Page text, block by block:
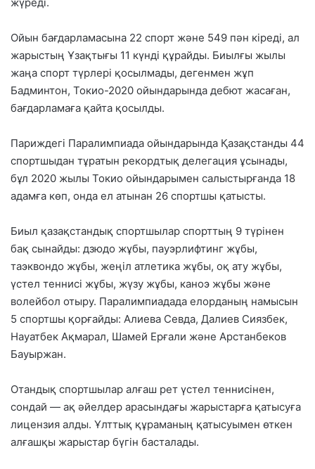
Ойын бағдарламасына 22 спорт және 549 пән кіреді, ал
жарыстың Ұзақтығы 11 күнді құрайды. Биылғы жылы
жаңа спорт түрлері қосылмады, дегенмен жұп
Бадминтон, Токио-2020 ойындарында дебют жасаған,
бағдарламаға қайта қосылды.
Париждегі Паралимпиада ойындарында Қазақстанды 44
спортшыдан тұратын рекордтық делегация ұсынады,
бұл 2020 жылы Токио ойындарымен салыстырғанда 18
адамға көп, онда ел атынан 26 спортшы қатысты.
Биыл қазақстандық спортшылар спорттың 9 түрінен
бақ сынайды: дзюдо жұбы, пауэрлифтинг жұбы,
таэквондо жұбы, жеңіл атлетика жұбы, оқ ату жұбы,
үстел теннисі жұбы, жүзу жұбы, каноэ жұбы және
волейбол отыру. Паралимпиадада елорданың намысын
5 спортшы қорғайды: Алиева Севда, Далиев Сиязбек,
Науатбек Ақмарал, Шамей Ерғали және Арстанбеков
Бауыржан.
Отандық спортшылар алғаш рет үстел теннисінен,
сондай — ақ әйелдер арасындағы жарыстарға қатысуға
лицензия алды. Ұлттық құраманың қатысуымен өткен
алғашқы жарыстар бүгін басталады.